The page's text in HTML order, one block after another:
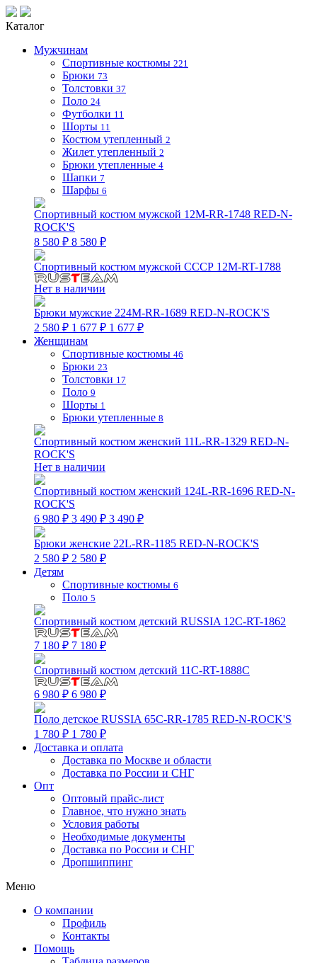
Каталог
Мужчинам
Спортивные костюмы 221
Брюки 73
Толстовки 37
Поло 24
Футболки 11
Шорты 11
Костюм утепленный 2
Жилет утепленный 2
Брюки утепленные 4
Шапки 7
Шарфы 6
Спортивный костюм мужской 12M-RR-1748 RED-N-
ROCK'S
8 580 ₽ 8 580 ₽
Спортивный костюм мужской СССР 12M-RT-1788
Нет в наличии
Брюки мужские 224M-RR-1689 RED-N-ROCK'S
2 580 ₽ 1 677 ₽ 1 677 ₽
Женщинам
Спортивные костюмы 46
Брюки 23
Толстовки 17
Поло 9
Шорты 1
Брюки утепленные 8
Спортивный костюм женский 11L-RR-1329 RED-N-
ROCK'S
Нет в наличии
Спортивный костюм женский 124L-RR-1696 RED-N-
ROCK'S
6 980 ₽ 3 490 ₽ 3 490 ₽
Брюки женские 22L-RR-1185 RED-N-ROCK'S
2 580 ₽ 2 580 ₽
Детям
Спортивные костюмы 6
Поло 5
Спортивный костюм детский RUSSIA 12C-RT-1862
7 180 ₽ 7 180 ₽
Спортивный костюм детский 11C-RT-1888C
6 980 ₽ 6 980 ₽
Поло детское RUSSIA 65C-RR-1785 RED-N-ROCK'S
1 780 ₽ 1 780 ₽
Доставка и оплата
Доставка по Москве и области
Доставка по России и СНГ
Опт
Оптовый прайс-лист
Главное, что нужно знать
Условия работы
Необходимые документы
Доставка по России и СНГ
Дропшиппинг
Меню
О компании
Профиль
Контакты
Помощь